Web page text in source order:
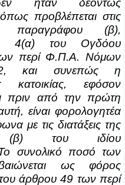
ήταν δεόντως
προβλέπεται στις
παραγράφου (β),
4(α) του Ογδόου
περί Φ.Π.Α. Νόμων
και συνεπώς η
εφόσον
πριν από την πρώτη
είναι φορολογητέα
με τις διατάξεις της
(β) του ιδίου
συνολικό ποσό των
ως φόρος
άρθρου 49 των περί